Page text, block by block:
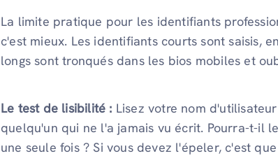
La limite pratique pour les identifiants
c'est mieux. Les identifiants courts sont saisis,
longs sont tronqués dans les bios mobiles et
Le test de lisibilité : Lisez votre nom
quelqu'un qui ne l'a jamais vu écrit. Pourra-t-il
une seule fois ? Si vous devez l'épeler, c'est